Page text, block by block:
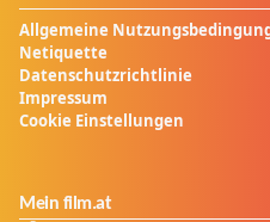
Allgemeine
Netiquette
Datenschutzrichtlinie
Impressum
Cookie Einstellungen
Mein film.at